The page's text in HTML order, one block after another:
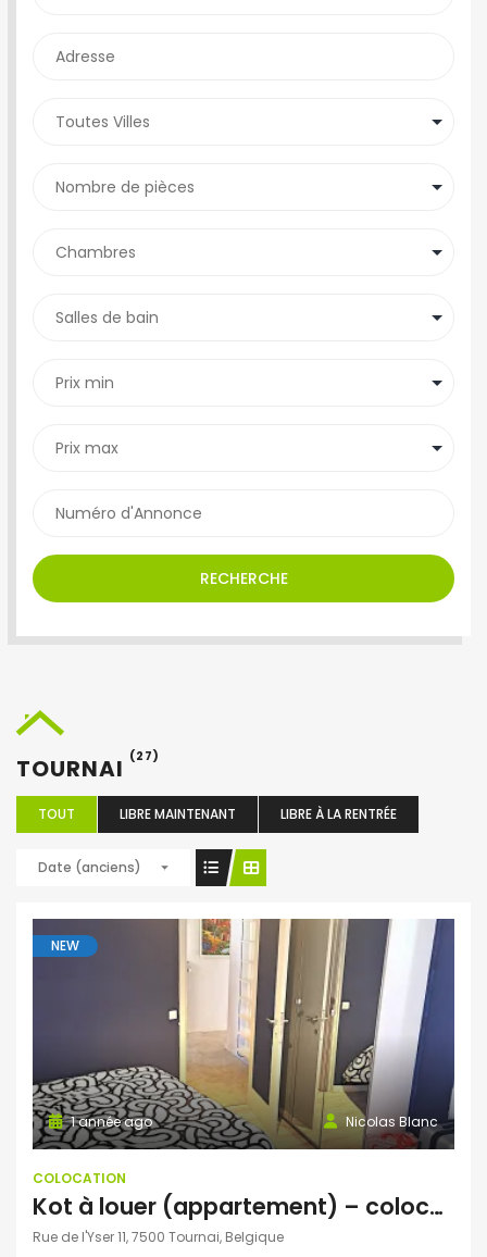
RECHERCHE
TOURNAI (27)
TOUT LIBRE MAINTENANT LIBRE À LA RENTRÉE
Date (anciens)
NEW
Nicolas Blanc
1 année ago
COLOCATION
Kot à louer (appartement) – colocation étudiant/stagiaire
Rue de l'Yser 11, 7500 Tournai, Belgique